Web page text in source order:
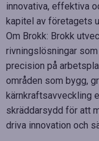
innovativa, effektiva
kapitel av företagets
Om Brokk: Brokk
rivningslösningar
precision på
områden som bygg,
kärnkraftsavveckling
skräddarsydd för att
driva innovation och